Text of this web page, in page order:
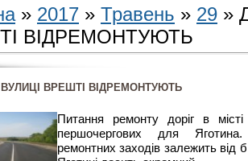
» 2017 » Травень » 29 »
ВІДРЕМОНТУЮТЬ
ВУЛИЦІ ВРЕШТІ ВІДРЕМОНТУЮТЬ
Питання ремонту доріг в
першочергових для
ремонтних заходів залежить від